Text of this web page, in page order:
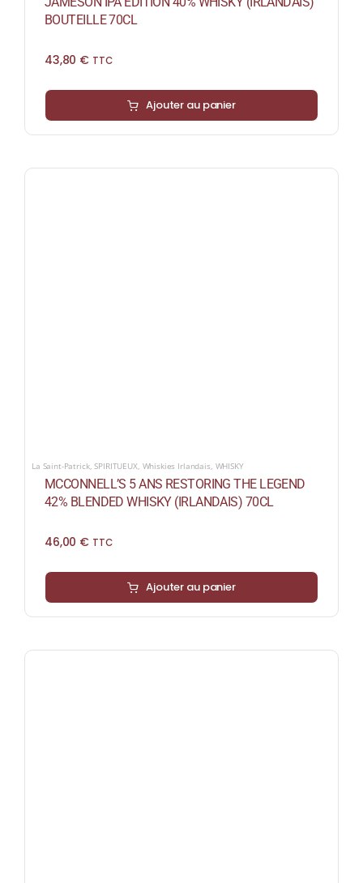
BOUTEILLE 70CL
43,80 € TTC
Ajouter au panier
La Saint-Patrick,SPIRITUEUX, Whiskies Irlandais, WHISKY
MCCONNELL’S 5 ANS RESTORING THE LEGEND
42% BLENDED WHISKY (IRLANDAIS) 70CL
46,00 € TTC
Ajouter au panier